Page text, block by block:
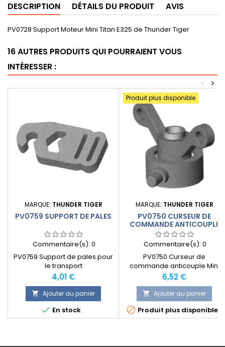
DESCRIPTION DÉTAILS DU PRODUIT AVIS
PV0728 Support Moteur Mini Titan E325 de Thunder Tiger
16 AUTRES PRODUITS QUI POURRAIENT VOUS
INTÉRESSER :
>
<
MARQUE: THUNDER TIGER
PV0759 SUPPORT DE PALES
Commentaire(s): 0
PV0759 Support de pales pour
le transport
Prix
4,01 €
 Ajouter au panier
 En stock
Produit plus disponible
MARQUE: THUNDER TIGER
PV0750 CURSEUR DE
COMMANDE ANTICOUPLE
Commentaire(s): 0
PV0750 Curseur de
commande anticouple Mini
Titan E325 de Thunder Tiger
Prix
6,52 €
 Ajouter au panier
 Produit plus disponible